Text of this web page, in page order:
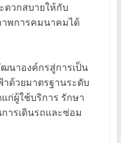
ดวกสบายให้กับ
าพการคมนาคมได้
นาองค์กรสู่การเป็น
ด้วยมาตรฐานระดับ
ก่ผู้ใช้บริการ รักษา
ารเดินรถและซ่อม